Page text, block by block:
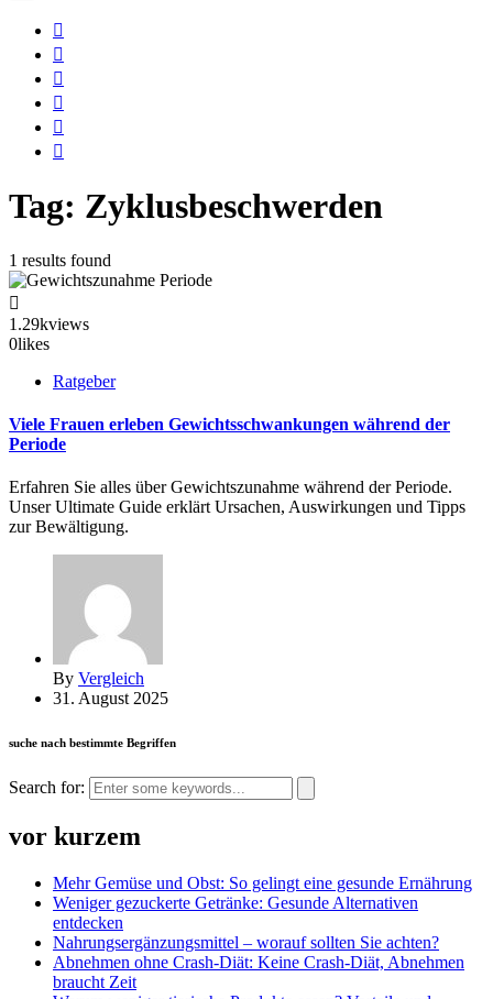
Tag: Zyklusbeschwerden
1 results found
1.29kviews
0likes
Ratgeber
Viele Frauen erleben Gewichtsschwankungen während der
Periode
Erfahren Sie alles über Gewichtszunahme während der Periode.
Unser Ultimate Guide erklärt Ursachen, Auswirkungen und Tipps
zur Bewältigung.
By Vergleich
31. August 2025
suche nach bestimmte Begriffen
Search for:
vor kurzem
Mehr Gemüse und Obst: So gelingt eine gesunde Ernährung
Weniger gezuckerte Getränke: Gesunde Alternativen
entdecken
Nahrungsergänzungsmittel – worauf sollten Sie achten?
Abnehmen ohne Crash-Diät: Keine Crash-Diät, Abnehmen
braucht Zeit